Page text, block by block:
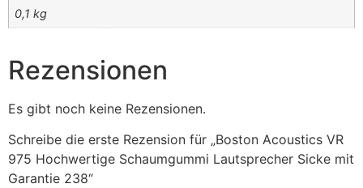
0,1 kg
Rezensionen
Es gibt noch keine Rezensionen.
Schreibe die erste Rezension für „Boston Acoustics VR
975 Hochwertige Schaumgummi Lautsprecher Sicke mit
Garantie 238“